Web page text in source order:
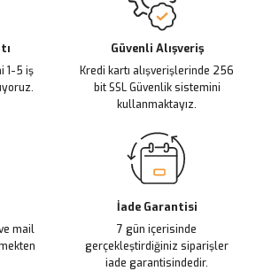
bulunuyor.
daha pahalı.
olmalı.
1-5 iş
Güvenli Alışveriş
Kredi kartı alışverişlerinde 256
bit SSL Güvenlik sistemini
kullanmaktayız.
mail
İade Garantisi
7 gün içerisinde
gerçekleştirdiğiniz siparişler
iade garantisindedir.